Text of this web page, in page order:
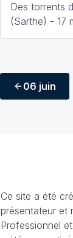
Des torrents
(Sarthe) - 17
06 juin
Ce site a été
présentateur et
Professionnel